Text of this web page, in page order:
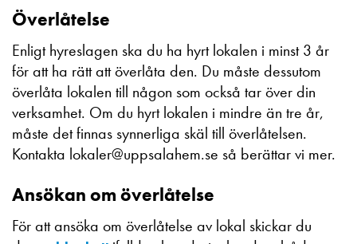
Överlåtelse
Enligt hyreslagen ska du ha hyrt lokalen i minst 3 år
för att ha rätt att överlåta den. Du måste dessutom
överlåta lokalen till någon som också tar över din
verksamhet. Om du hyrt lokalen i mindre än tre år,
måste det finnas synnerliga skäl till överlåtelsen.
Kontakta lokaler@uppsalahem.se så berättar vi mer.
Ansökan om överlåtelse
För att ansöka om överlåtelse av lokal skickar du